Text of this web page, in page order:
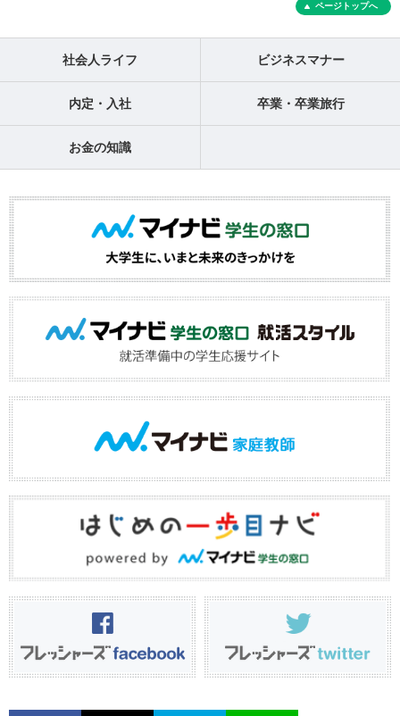
ページトップへ
社会人ライフ ビジネスマナー
内定・入社 卒業・卒業旅行
お金の知識